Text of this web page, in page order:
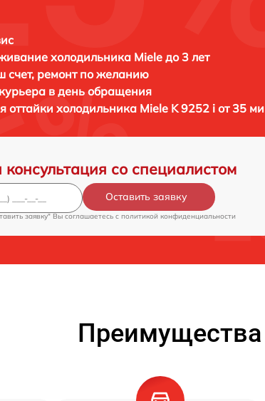
холодильника Miele до 3 лет
счет, ремонт по желанию
в день обращения
оттайки холодильника Miele K 9252 i от 35
со специалистом
Оставить заявку
заявку" Вы соглашаетесь c политикой конфиденциальности
Преимущества